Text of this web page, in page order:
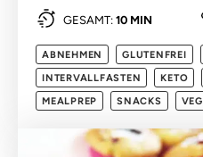
GESAMT: 10 MIN
ABNEHMEN GLUTENFREI
INTERVALLFASTEN
KETO
MEALPREP
SNACKS